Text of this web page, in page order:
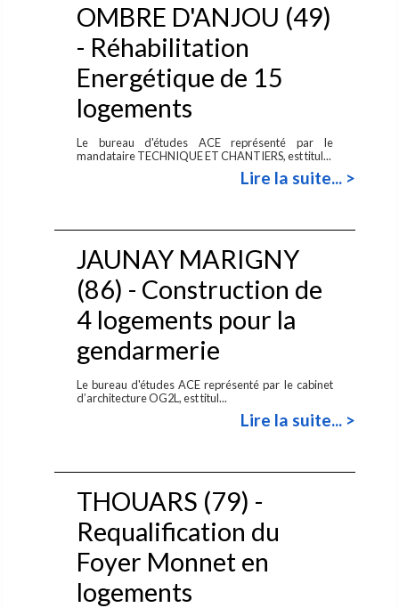
OMBRE D'ANJOU (49)
- Réhabilitation
Energétique de 15
logements
Le bureau d'études ACE représenté par le
mandataire TECHNIQUE ET CHANTIERS, est titul...
Lire la suite... >
JAUNAY MARIGNY
(86) - Construction de
4 logements pour la
gendarmerie
Le bureau d'études ACE représenté par le cabinet
d’architecture OG2L, est titul...
Lire la suite... >
THOUARS (79) -
Requalification du
Foyer Monnet en
logements